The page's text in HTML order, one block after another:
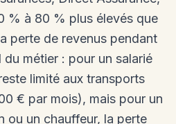
% à 80 % plus élevés que
perte de revenus pendant
métier : pour un salarié
limité aux transports
€ par mois), mais pour un
ou un chauffeur, la perte